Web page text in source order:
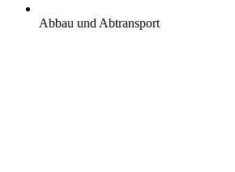
Abbau und Abtransport